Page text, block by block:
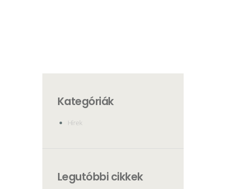
Kategóriák
Hírek
Legutóbbi cikkek